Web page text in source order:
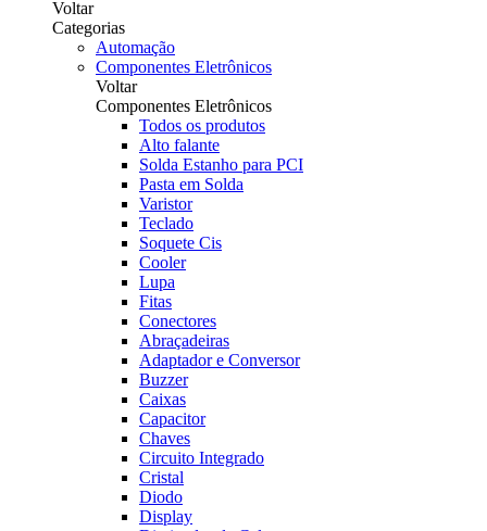
Voltar
Categorias
Automação
Componentes Eletrônicos
Voltar
Componentes Eletrônicos
Todos os produtos
Alto falante
Solda Estanho para PCI
Pasta em Solda
Varistor
Teclado
Soquete Cis
Cooler
Lupa
Fitas
Conectores
Abraçadeiras
Adaptador e Conversor
Buzzer
Caixas
Capacitor
Chaves
Circuito Integrado
Cristal
Diodo
Display